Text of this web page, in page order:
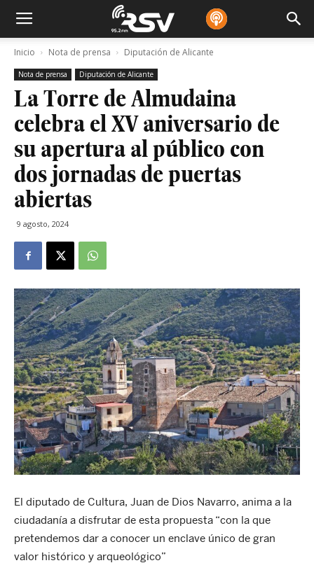
Inicio Nota de prensa Diputación de Alicante
Nota de prensa Diputación de Alicante
La Torre de Almudaina
celebra el XV aniversario de
su apertura al público con
dos jornadas de puertas
abiertas
9 agosto, 2024
El diputado de Cultura, Juan de Dios Navarro, anima a la
ciudadanía a disfrutar de esta propuesta “con la que
pretendemos dar a conocer un enclave único de gran
valor histórico y arqueológico”